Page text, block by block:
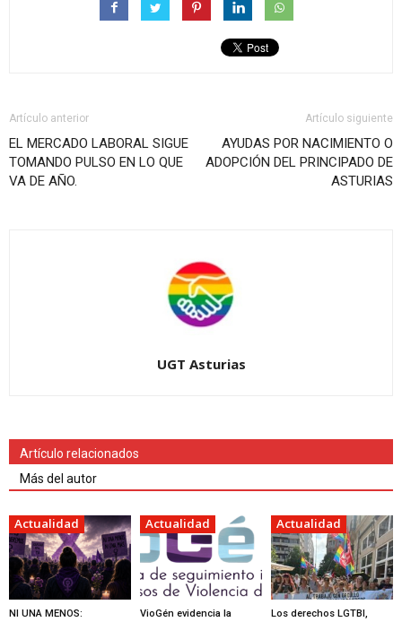
Artículo anterior
EL MERCADO LABORAL SIGUE
TOMANDO PULSO EN LO QUE
VA DE AÑO.
Artículo siguiente
AYUDAS POR NACIMIENTO O
ADOPCIÓN DEL PRINCIPADO DE
ASTURIAS
UGT Asturias
Artículo relacionados
Más del autor
Actualidad
NI UNA MENOS:
Actualidad
VioGén evidencia la
Actualidad
Los derechos LGTBI,